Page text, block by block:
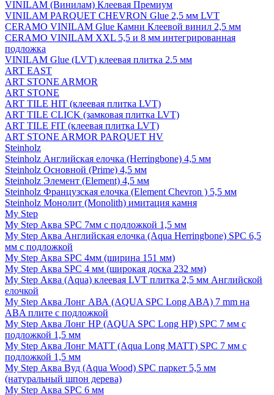
VINILAM (Винилам) Клеевая Премиум
VINILAM PARQUET CHEVRON Glue 2,5 мм LVT
CERAMO VINILAM Glue Камни Клеевой винил 2,5 мм
CERAMO VINILAM XXL 5,5 и 8 мм интегрированная
подложка
VINILAM Glue (LVT) клеевая плитка 2.5 мм
ART EAST
ART STONE ARMOR
ART STONE
ART TILE HIT (клеевая плитка LVT)
ART TILE CLICK (замковая плитка LVT)
ART TILE FIT (клеевая плитка LVT)
ART STONE ARMOR PARQUET HV
Steinholz
Steinholz Английская елочка (Herringbone) 4,5 мм
Steinholz Основной (Prime) 4,5 мм
Steinholz Элемент (Element) 4,5 мм
Steinholz Французская елочка (Element Chevron ) 5,5 мм
Steinholz Монолит (Monolith) имитация камня
My Step
My Step Аква SPC 7мм c подложкой 1,5 мм
My Step Аква Английская елочка (Aqua Herringbone) SPC 6,5
мм с подложкой
My Step Аква SPC 4мм (ширина 151 мм)
My Step Аква SPC 4 мм (широкая доска 232 мм)
My Step Аква (Aqua) клеевая LVT плитка 2,5 мм Английской
елочкой
My Step Аква Лонг АВА (AQUA SPC Long ABA) 7 mm на
ABA плите с подложкой
My Step Аква Лонг НР (AQUA SPC Long HP) SPC 7 мм с
подложкой 1,5 мм
My Step Аква Лонг MATT (Aqua Long MATT) SPC 7 мм с
подложкой 1,5 мм
My Step Аква Вуд (Aqua Wood) SPC паркет 5,5 мм
(натуральный шпон дерева)
My Step Аква SPC 6 мм